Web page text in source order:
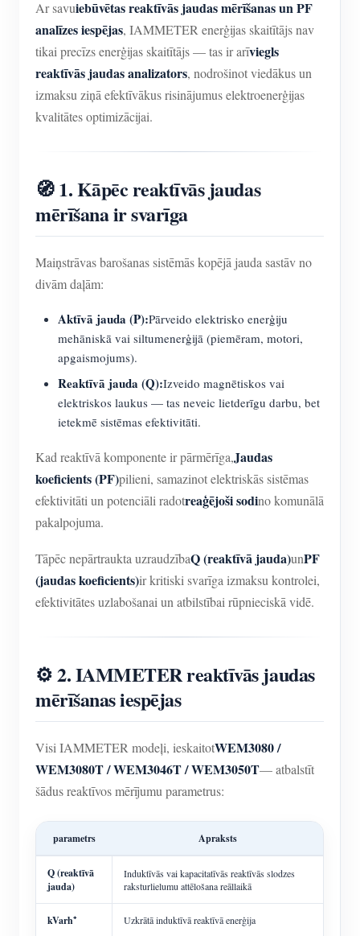
Ar savuiebūvētas reaktīvās jaudas mērīšanas un PF
analīzes iespējas, IAMMETER enerģijas skaitītājs nav
tikai precīzs enerģijas skaitītājs — tas ir arīviegls
reaktīvās jaudas analizators, nodrošinot viedākus un
izmaksu ziņā efektīvākus risinājumus elektroenerģijas
kvalitātes optimizācijai.
🧭 1. Kāpēc reaktīvās jaudas
mērīšana ir svarīga
Maiņstrāvas barošanas sistēmās kopējā jauda sastāv no
divām daļām:
Aktīvā jauda (P):Pārveido elektrisko enerģiju
mehāniskā vai siltumenerģijā (piemēram, motori,
apgaismojums).
Reaktīvā jauda (Q):Izveido magnētiskos vai
elektriskos laukus — tas neveic lietderīgu darbu, bet
ietekmē sistēmas efektivitāti.
Kad reaktīvā komponente ir pārmērīga,Jaudas
koeficients (PF)pilieni, samazinot elektriskās sistēmas
efektivitāti un potenciāli radotreaģējoši sodino komunālā
pakalpojuma.
Tāpēc nepārtraukta uzraudzībaQ (reaktīvā jauda)unPF
(jaudas koeficients)ir kritiski svarīga izmaksu kontrolei,
efektivitātes uzlabošanai un atbilstībai rūpnieciskā vidē.
⚙️ 2. IAMMETER reaktīvās jaudas
mērīšanas iespējas
Visi IAMMETER modeļi, ieskaitotWEM3080 /
WEM3080T / WEM3046T / WEM3050T— atbalstīt
šādus reaktīvos mērījumu parametrus:
parametrs Apraksts
Q (reaktīvā
jauda)
Induktīvās vai kapacitatīvās reaktīvās slodzes
raksturlielumu attēlošana reāllaikā
kVarh⁺ Uzkrātā induktīvā reaktīvā enerģija